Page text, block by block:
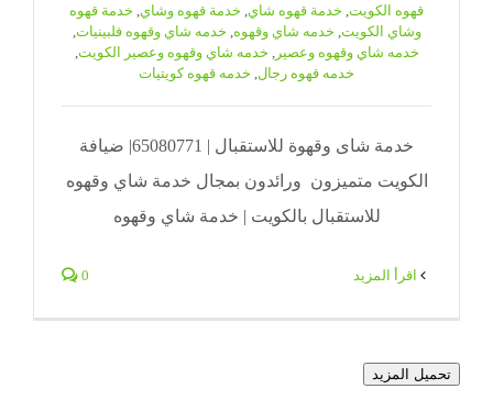
قهوه الكويت خدمة قهوه شاي خدمة قهوه وشاي خدمة قهوه
وشاي الكويت خدمه شاي وقهوه خدمه شاي وقهوه فلبينيات
خدمه شاي وقهوه وعصير
خدمه شاي وقهوه وعصير الكويت
خدمه قهوه رجال خدمه قهوه كويتيات
خدمة شاى وقهوة للاستقبال | 65080771| ضيافة
الكويت متميزون ورائدون بمجال خدمة شاي وقهوه
للاستقبال بالكويت | خدمة شاي وقهوه
0
تحميل المزيد